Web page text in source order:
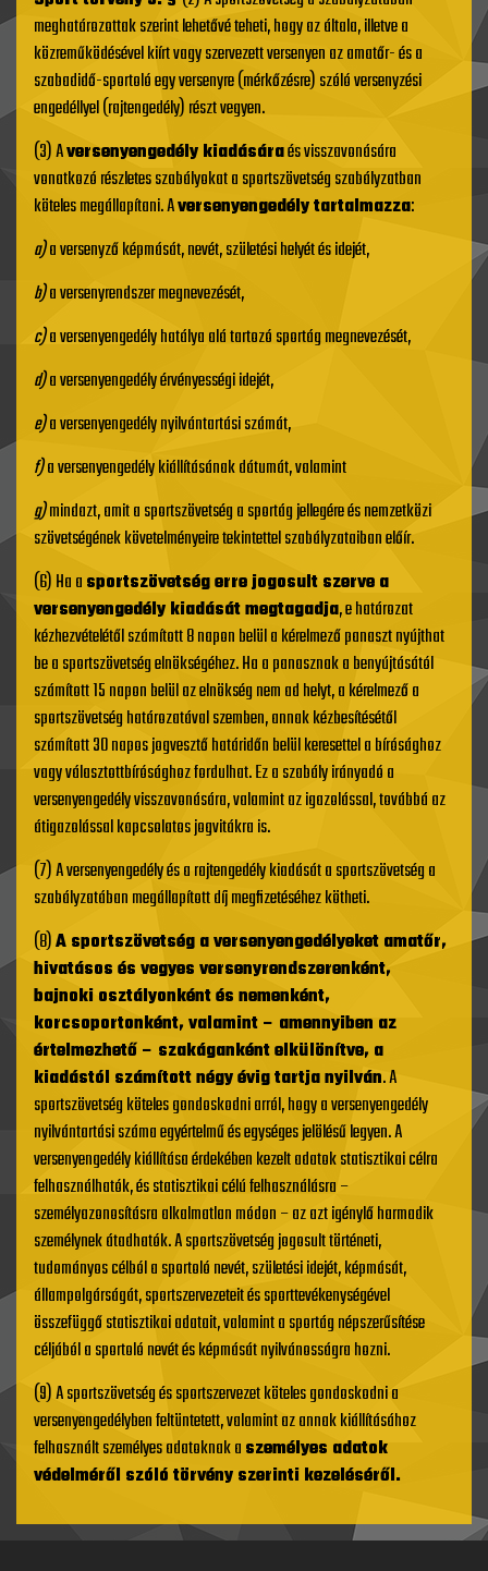
meghatározottak szerint lehetővé teheti, hogy az általa, illetve a
közreműködésével kiírt vagy szervezett versenyen az amatőr- és a
szabadidő-sportoló egy versenyre (mérkőzésre) szóló versenyzési
engedéllyel (rajtengedély) részt vegyen.
(3) Aversenyengedély kiadásáraés visszavonására
vonatkozó részletes szabályokat a sportszövetség szabályzatban
köteles megállapítani. Aversenyengedély tartalmazza:
a)a versenyző képmását, nevét, születési helyét és idejét,
b)a versenyrendszer megnevezését,
c)a versenyengedély hatálya alá tartozó sportág megnevezését,
d)a versenyengedély érvényességi idejét,
e)a versenyengedély nyilvántartási számát,
f)a versenyengedély kiállításának dátumát, valamint
g)mindazt, amit a sportszövetség a sportág jellegére és nemzetközi
szövetségének követelményeire tekintettel szabályzataiban előír.
(6) Ha asportszövetség erre jogosult szerve a
versenyengedély kiadását megtagadja, e határozat
kézhezvételétől számított 8 napon belül a kérelmező panaszt nyújthat
be a sportszövetség elnökségéhez. Ha a panasznak a benyújtásától
számított 15 napon belül az elnökség nem ad helyt, a kérelmező a
sportszövetség határozatával szemben, annak kézbesítésétől
számított 30 napos jogvesztő határidőn belül keresettel a bírósághoz
vagy választottbírósághoz fordulhat. Ez a szabály irányadó a
versenyengedély visszavonására, valamint az igazolással, továbbá az
átigazolással kapcsolatos jogvitákra is.
(7) A versenyengedély és a rajtengedély kiadását a sportszövetség a
szabályzatában megállapított díj megfizetéséhez kötheti.
(8)A sportszövetség a versenyengedélyeket amatőr,
hivatásos és vegyes versenyrendszerenként,
bajnoki osztályonként és nemenként,
korcsoportonként, valamint – amennyiben az
értelmezhető – szakáganként elkülönítve, a
kiadástól számított négy évig tartja nyilván. A
sportszövetség köteles gondoskodni arról, hogy a versenyengedély
nyilvántartási száma egyértelmű és egységes jelölésű legyen. A
versenyengedély kiállítása érdekében kezelt adatok statisztikai célra
felhasználhatók, és statisztikai célú felhasználásra –
személyazonosításra alkalmatlan módon – az azt igénylő harmadik
személynek átadhatók. A sportszövetség jogosult történeti,
tudományos célból a sportoló nevét, születési idejét, képmását,
állampolgárságát, sportszervezeteit és sporttevékenységével
összefüggő statisztikai adatait, valamint a sportág népszerűsítése
céljából a sportoló nevét és képmását nyilvánosságra hozni.
(9) A sportszövetség és sportszervezet köteles gondoskodni a
versenyengedélyben feltüntetett, valamint az annak kiállításához
felhasznált személyes adatoknak aszemélyes adatok
védelméről szóló törvény szerinti kezeléséről.